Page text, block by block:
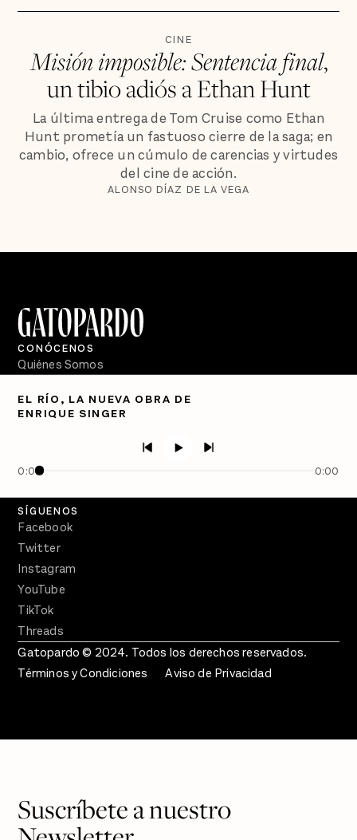
CINE
Misión imposible: Sentencia final,
un tibio adiós a Ethan Hunt
La última entrega de Tom Cruise como Ethan
Hunt prometía un fastuoso cierre de la saga; en
cambio, ofrece un cúmulo de carencias y virtudes
del cine de acción.
ALONSO DÍAZ DE LA VEGA
EL RÍO, LA NUEVA OBRA DE
ENRIQUE SINGER
0:00 0:00
CONÓCENOS
Quiénes Somos
PÓDCASTS
Crecer en Distopía
SÍGUENOS
Facebook
Twitter
Instagram
YouTube
TikTok
Threads
Gatopardo © 2024. Todos los derechos reservados.
Términos y Condiciones
Aviso de Privacidad
Suscríbete a nuestro